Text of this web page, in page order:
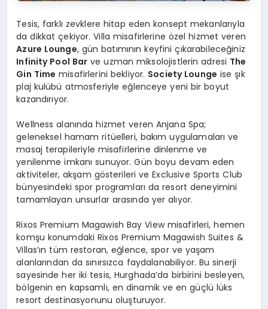
Tesis, farklı zevklere hitap eden konsept mekanlarıyla
da dikkat çekiyor. Villa misafirlerine özel hizmet veren
Azure Lounge, gün batımının keyfini çıkarabileceğiniz
Infinity Pool Bar ve uzman miksolojistlerin adresi The
Gin Time misafirlerini bekliyor. Society Lounge ise şık
plaj kulübü atmosferiyle eğlenceye yeni bir boyut
kazandırıyor.
Wellness alanında hizmet veren Anjana Spa;
geleneksel hamam ritüelleri, bakım uygulamaları ve
masaj terapileriyle misafirlerine dinlenme ve
yenilenme imkanı sunuyor. Gün boyu devam eden
aktiviteler, akşam gösterileri ve Exclusive Sports Club
bünyesindeki spor programları da resort deneyimini
tamamlayan unsurlar arasında yer alıyor.
Rixos Premium Magawish Bay View misafirleri, hemen
komşu konumdaki Rixos Premium Magawish Suites &
Villas’ın tüm restoran, eğlence, spor ve yaşam
alanlarından da sınırsızca faydalanabiliyor. Bu sinerji
sayesinde her iki tesis, Hurghada’da birbirini besleyen,
bölgenin en kapsamlı, en dinamik ve en güçlü lüks
resort destinasyonunu oluşturuyor.